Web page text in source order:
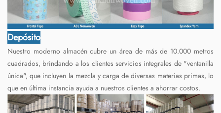
Depósito
Nuestro moderno almacén cubre un área de más de 10.000 metros
cuadrados, brindando a los clientes servicios integrales de "ventanilla
única", que incluyen la mezcla y carga de diversas materias primas, lo
que en última instancia ayuda a nuestros clientes a ahorrar costos.